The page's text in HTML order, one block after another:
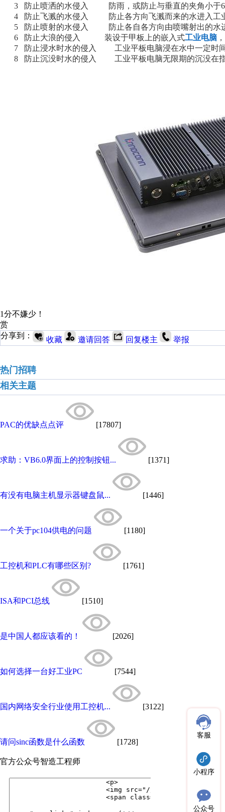
3 防止喷洒的水侵入 防雨，或防止与垂直的夹角小于60
4 防止飞溅的水侵入 防止各方向飞溅而来的水进入工业
5 防止喷射的水侵入 防止各自各方向由喷嘴射出的水进
6 防止大浪的侵入 装设于甲板上的嵌入式工业电脑
7 防止浸水时水的侵入 工业平板电脑浸在水中一定时间
8 防止沉没时水的侵入 工业平板电脑无限期的沉没在指
1分不嫌少！
赏
分享到：
收藏 邀请回答 回复楼主 举报
热门招聘
相关主题
PAC的优缺点点评 [17807]
求助：VB6.0界面上的控制按钮... [1371]
有没有电脑主机显示器键盘鼠... [1446]
一个关于pc104供电的问题 [1180]
工控机和PLC有哪些区别? [1761]
ISA和PCI总线 [1510]
是中国人都应该看的！ [2026]
如何选择一台好工业PC [7544]
国内网络安全行业使用工控机... [3122]
请问sinc函数是什么函数 [1728]
官方公众号智造工程师
客服
小程序
公众号